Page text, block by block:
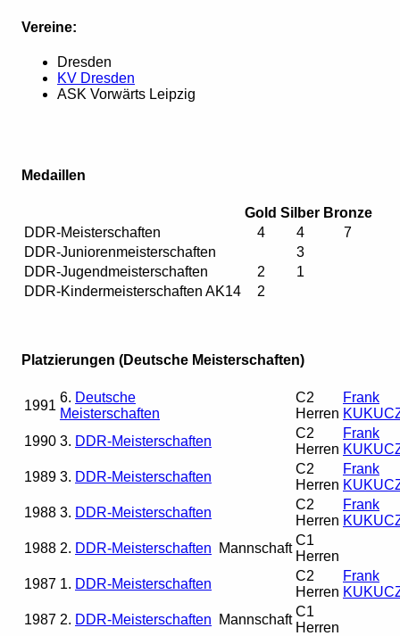
Vereine:
Dresden
KV Dresden
ASK Vorwärts Leipzig
Medaillen
Gold Silber Bronze
DDR-Meisterschaften
4 4
7
DDR-Juniorenmeisterschaften
3
DDR-Jugendmeisterschaften
2
1
DDR-Kindermeisterschaften AK14
2
Platzierungen (Deutsche Meisterschaften)
1991
6. Deutsche
Meisterschaften
C2
Herren
Frank
1990 3. DDR-Meisterschaften
C2
Herren
Frank
1989 3. DDR-Meisterschaften
C2
Herren
Frank
1988 3. DDR-Meisterschaften
C2
Herren
Frank
1988 2. DDR-Meisterschaften Mannschaft
C1
Herren
1987 1. DDR-Meisterschaften
C2
Herren
Frank
1987 2. DDR-Meisterschaften Mannschaft
C1
Herren